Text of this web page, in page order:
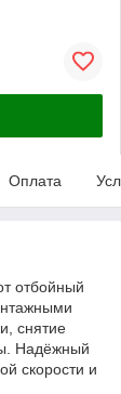
Оплата
отбойный
снятие
Надёжный
скорости и